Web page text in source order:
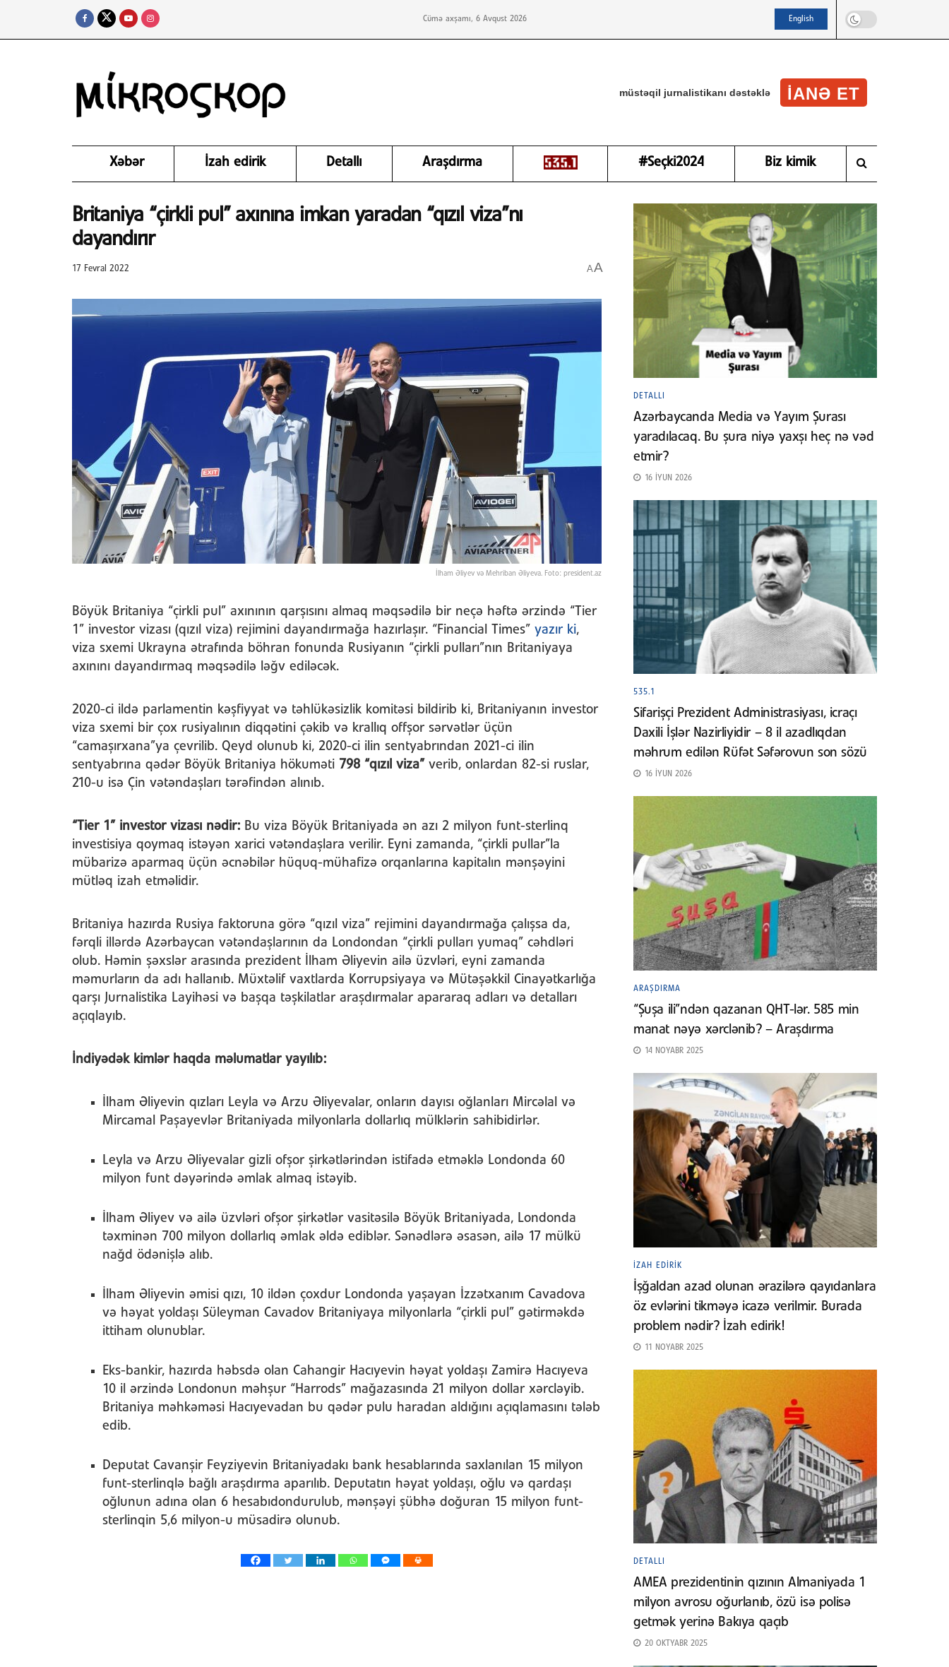
Cümə axşamı, 6 Avqust 2026 English
müstəqil jurnalistikanı dəstəklə IANƏ ET
Xəbər İzah edirik Detallı Araşdırma #Seçki2024 Biz kimik
Britaniya “çirkli pul” axınına imkan yaradan “qızıl viza”nı
dayandırır
17 Fevral 2022 AA
İlham Əliyev və Mehriban Əliyeva. Foto: president.az
Böyük Britaniya “çirkli pul” axınının qarşısını almaq məqsədilə bir neçə həftə ərzində “Tier
1” investor vizası (qızıl viza) rejimini dayandırmağa hazırlaşır. “Financial Times” yazır ki,
viza sxemi Ukrayna ətrafında böhran fonunda Rusiyanın “çirkli pulları”nın Britaniyaya
axınını dayandırmaq məqsədilə ləğv ediləcək.
2020-ci ildə parlamentin kəşfiyyat və təhlükəsizlik komitəsi bildirib ki, Britaniyanın investor
viza sxemi bir çox rusiyalının diqqətini çəkib və krallıq offşor sərvətlər üçün
“camaşırxana”ya çevrilib. Qeyd olunub ki, 2020-ci ilin sentyabrından 2021-ci ilin
sentyabrına qədər Böyük Britaniya hökuməti 798 “qızıl viza” verib, onlardan 82-si ruslar,
210-u isə Çin vətəndaşları tərəfindən alınıb.
“Tier 1” investor vizası nədir: Bu viza Böyük Britaniyada ən azı 2 milyon funt-sterlinq
investisiya qoymaq istəyən xarici vətəndaşlara verilir. Eyni zamanda, “çirkli pullar”la
mübarizə aparmaq üçün əcnəbilər hüquq-mühafizə orqanlarına kapitalın mənşəyini
mütləq izah etməlidir.
Britaniya hazırda Rusiya faktoruna görə “qızıl viza” rejimini dayandırmağa çalışsa da,
fərqli illərdə Azərbaycan vətəndaşlarının da Londondan “çirkli pulları yumaq” cəhdləri
olub. Həmin şəxslər arasında prezident İlham Əliyevin ailə üzvləri, eyni zamanda
məmurların da adı hallanıb. Müxtəlif vaxtlarda Korrupsiyaya və Mütəşəkkil Cinayətkarlığa
qarşı Jurnalistika Layihəsi və başqa təşkilatlar araşdırmalar apararaq adları və detalları
açıqlayıb.
İndiyədək kimlər haqda məlumatlar yayılıb:
İlham Əliyevin qızları Leyla və Arzu Əliyevalar, onların dayısı oğlanları Mircəlal və
Mircamal Paşayevlər Britaniyada milyonlarla dollarlıq mülklərin sahibidirlər.
Leyla və Arzu Əliyevalar gizli ofşor şirkətlərindən istifadə etməklə Londonda 60
milyon funt dəyərində əmlak almaq istəyib.
İlham Əliyev və ailə üzvləri ofşor şirkətlər vasitəsilə Böyük Britaniyada, Londonda
təxminən 700 milyon dollarlıq əmlak əldə ediblər. Sənədlərə əsasən, ailə 17 mülkü
nağd ödənişlə alıb.
İlham Əliyevin əmisi qızı, 10 ildən çoxdur Londonda yaşayan İzzətxanım Cavadova
və həyat yoldaşı Süleyman Cavadov Britaniyaya milyonlarla “çirkli pul” gətirməkdə
ittiham olunublar.
Eks-bankir, hazırda həbsdə olan Cahangir Hacıyevin həyat yoldaşı Zamirə Hacıyeva
10 il ərzində Londonun məhşur “Harrods” mağazasında 21 milyon dollar xərcləyib.
Britaniya məhkəməsi Hacıyevadan bu qədər pulu haradan aldığını açıqlamasını tələb
edib.
Deputat Cavanşir Feyziyevin Britaniyadakı bank hesablarında saxlanılan 15 milyon
funt-sterlinqlə bağlı araşdırma aparılıb. Deputatın həyat yoldaşı, oğlu və qardaşı
oğlunun adına olan 6 hesabıdondurulub, mənşəyi şübhə doğuran 15 milyon funt-
sterlinqin 5,6 milyon-u müsadirə olunub.
DETALLI
Azərbaycanda Media və Yayım Şurası
yaradılacaq. Bu şura niyə yaxşı heç nə vəd
etmir?
16 İYUN 2026
535.1
Sifarişçi Prezident Administrasiyası, icraçı
Daxili İşlər Nazirliyidir – 8 il azadlıqdan
məhrum edilən Rüfət Səfərovun son sözü
16 İYUN 2026
ARAŞDIRMA
“Şuşa ili”ndən qazanan QHT-lər. 585 min
manat nəyə xərclənib? – Araşdırma
14 NOYABR 2025
İZAH EDIRIK
İşğaldan azad olunan ərazilərə qayıdanlara
öz evlərini tikməyə icazə verilmir. Burada
problem nədir? İzah edirik!
11 NOYABR 2025
DETALLI
AMEA prezidentinin qızının Almaniyada 1
milyon avrosu oğurlanıb, özü isə polisə
getmək yerinə Bakıya qaçıb
20 OKTYABR 2025